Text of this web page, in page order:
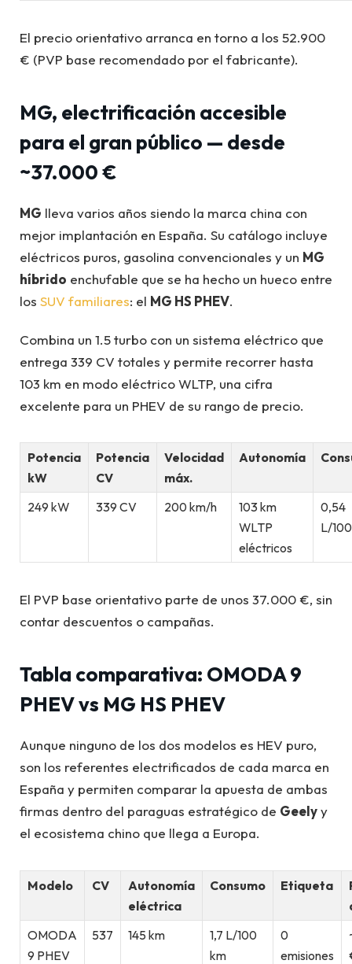
El precio orientativo arranca en torno a los 52.900
€ (PVP base recomendado por el fabricante).
MG, electrificación accesible
para el gran público — desde
~37.000 €
MG lleva varios años siendo la marca china con
mejor implantación en España. Su catálogo incluye
eléctricos puros, gasolina convencionales y un MG
híbrido enchufable que se ha hecho un hueco entre
los SUV familiares: el MG HS PHEV.
Combina un 1.5 turbo con un sistema eléctrico que
entrega 339 CV totales y permite recorrer hasta
103 km en modo eléctrico WLTP, una cifra
excelente para un PHEV de su rango de precio.
Potencia
kW
Potencia
CV
Velocidad
máx.
Autonomía
249 kW 339 CV 200 km/h
103 km
WLTP
eléctricos
0,54
L/
El PVP base orientativo parte de unos 37.000 €, sin
contar descuentos o campañas.
Tabla comparativa: OMODA 9
PHEV vs MG HS PHEV
Aunque ninguno de los dos modelos es HEV puro,
son los referentes electrificados de cada marca en
España y permiten comparar la apuesta de ambas
firmas dentro del paraguas estratégico de Geelyy
el ecosistema chino que llega a Europa.
Modelo CV
Autonomía
eléctrica
Consumo Etiqueta
OMODA
9 PHEV
537 145 km
1,7 L/100
km
0
emisiones